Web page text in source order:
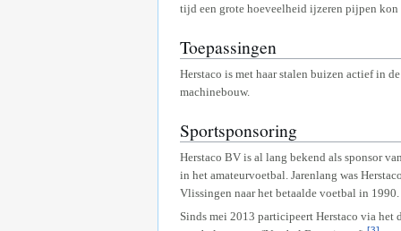
tijd een grote hoeveelheid ijzeren pijpen kon
Toepassingen
Herstaco is met haar stalen buizen actief in
machinebouw.
Sportsponsoring
Herstaco BV is al lang bekend als sponsor
in het amateurvoetbal. Jarenlang was
Vlissingen naar het betaalde voetbal in 1990.
Sinds mei 2013 participeert Herstaco via